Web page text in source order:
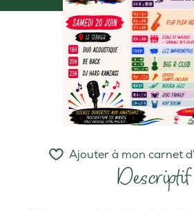
Descriptif
Ajouter à mon carnet